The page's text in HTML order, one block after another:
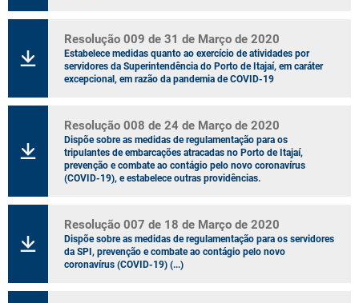
Resolução 009 de 31 de Março de 2020
Estabelece medidas quanto ao exercício de atividades por
servidores da Superintendência do Porto de Itajaí, em caráter
excepcional, em razão da pandemia de COVID-19
Resolução 008 de 24 de Março de 2020
Dispõe sobre as medidas de regulamentação para os
tripulantes de embarcações atracadas no Porto de Itajaí,
prevenção e combate ao contágio pelo novo coronavírus
(COVID-19), e estabelece outras providências.
Resolução 007 de 18 de Março de 2020
Dispõe sobre as medidas de regulamentação para os servidores
da SPI, prevenção e combate ao contágio pelo novo
coronavírus (COVID-19) (...)